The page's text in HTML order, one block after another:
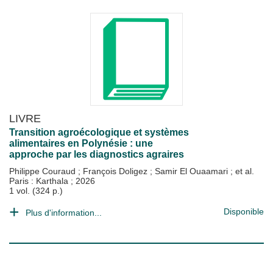
LIVRE
Transition agroécologique et systèmes
alimentaires en Polynésie : une
approche par les diagnostics agraires
Philippe Couraud ; François Doligez ; Samir El Ouaamari ; et al.
Paris : Karthala ; 2026
1 vol. (324 p.)
Plus d'information... Disponible